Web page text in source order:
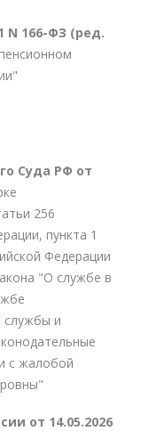
N 166-ФЗ (ред.
Суда РФ от
256
пункта 1
Федерации
"О службе в
службы и
с жалобой
от 14.05.2026